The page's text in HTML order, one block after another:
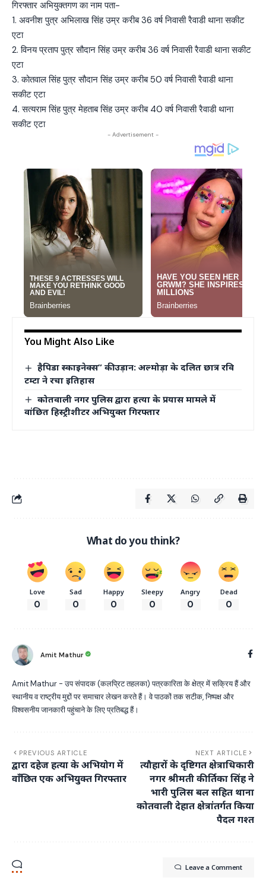
गिरफ्तार अभियुक्तगण का नाम पता-
1. अवनीश पुत्र अभिलाख सिंह उम्र करीब 36 वर्ष निवासी रैवाडी थाना सकीट
एटा
2. विनय प्रताप पुत्र सौदान सिंह उम्र करीब 36 वर्ष निवासी रैवाडी थाना सकीट
एटा
3. कोतवाल सिंह पुत्र सौदान सिंह उम्र करीब 50 वर्ष निवासी रैवाडी थाना
सकीट एटा
4. सत्यराम सिंह पुत्र मेहताब सिंह उम्र करीब 40 वर्ष निवासी रैवाडी थाना
सकीट एटा
- Advertisement -
You Might Also Like
हैपिडा स्काइनेक्स” की उड़ान: अल्मोड़ा के दलित छात्र रवि
टम्टा ने रचा इतिहास
कोतवाली नगर पुलिस द्वारा हत्या के प्रयास मामले में
वांछित हिस्ट्रीशीटर अभियुक्त गिरफ्तार
What do you think?
Love
0
Sad
0
Happy
0
Sleepy
0
Angry
0
Dead
0
Amit Mathur
Amit Mathur - उप संपादक (कलप्रिट तहलका) पत्रकारिता के क्षेत्र में सक्रिय हैं और
स्थानीय व राष्ट्रीय मुद्दों पर समाचार लेखन करते हैं। वे पाठकों तक सटीक, निष्पक्ष और
विश्वसनीय जानकारी पहुंचाने के लिए प्रतिबद्ध हैं।
PREVIOUS ARTICLE
द्वारा दहेज हत्या के अभियोग में
वाँछित एक अभियुक्त गिरफ्तार
NEXT ARTICLE
त्यौहारों के दृष्टिगत क्षेत्राधिकारी
नगर श्रीमती कीर्तिका सिंह ने
भारी पुलिस बल सहित थाना
कोतवाली देहात क्षेत्रांतर्गत किया
पैदल गश्त
Leave a Comment